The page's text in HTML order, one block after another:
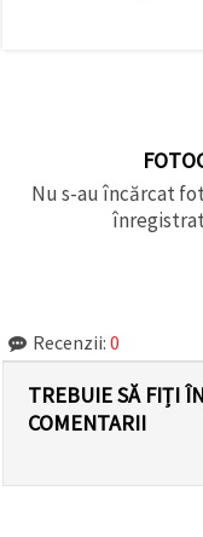
Nu s-au încărcat
Recenzii: 0
TREBUIE SĂ FIȚI
COMENTARII